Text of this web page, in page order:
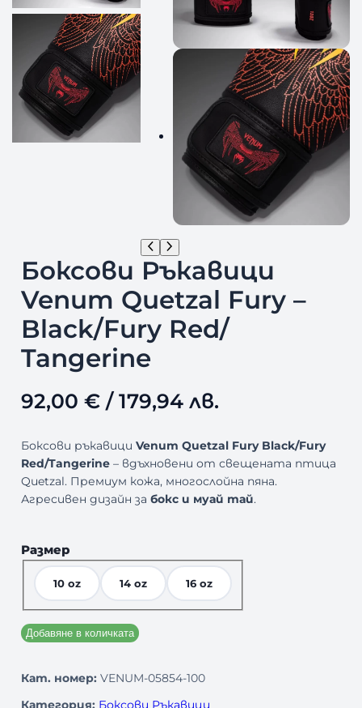
Боксови Ръкавици
Venum Quetzal Fury –
Black/Fury Red/
Tangerine
92,00 €/ 179,94 лв.
Боксови ръкавици Venum Quetzal Fury Black/Fury
Red/Tangerine– вдъхновени от свещената птица
Quetzal. Премиум кожа, многослойна пяна.
Агресивен дизайн за бокс и муай тай.
Размер
10 oz 14 oz 16 oz
Добавяне в количката
Кат. номер: VENUM-05854-100
Категория: Боксови Ръкавици